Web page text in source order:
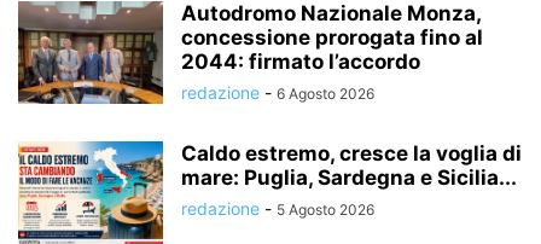
Autodromo Nazionale Monza,
concessione prorogata fino al
2044: firmato l’accordo
redazione - 6 Agosto 2026
Caldo estremo, cresce la voglia di
mare: Puglia, Sardegna e Sicilia...
redazione - 5 Agosto 2026